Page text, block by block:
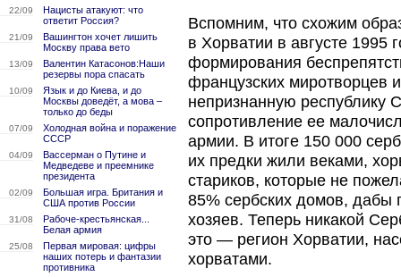
22/09
Нацисты атакуют: что
ответит Россия?
21/09
Вашингтон хочет лишить
Москву права вето
13/09
Валентин Катасонов:Наши
резервы пора спасать
10/09
Язык и до Киева, и до
Москвы доведёт, а мова –
только до беды
07/09
Холодная война и поражение
СССР
04/09
Вассерман о Путине и
Медведеве и преемнике
президента
02/09
Большая игра. Британия и
США против России
31/08
Рабоче-крестьянская...
Белая армия
25/08
Первая мировая: цифры
наших потерь и фантазии
противника
Вспомним, что схожим
в Хорватии в августе 1995
формирования
французских миротворцев
непризнанную республику
сопротивление ее
армии. В итоге 150 000
их предки жили веками,
стариков, которые не
85% сербских домов, дабы
хозяев. Теперь никакой
это — регион Хорватии,
хорватами.